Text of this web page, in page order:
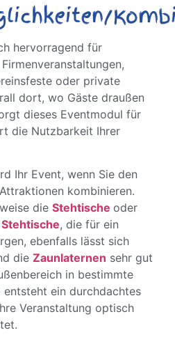
hervorragend für
oder private
dort, wo Gäste draußen
dieses Eventmodul für
die Nutzbarkeit Ihrer
Ihr Event, wenn Sie den
kombinieren.
die Stehtische oder
, die für ein
ebenfalls lässt sich
die Zaunlaternen sehr gut
in bestimmte
entsteht ein durchdachtes
Veranstaltung optisch